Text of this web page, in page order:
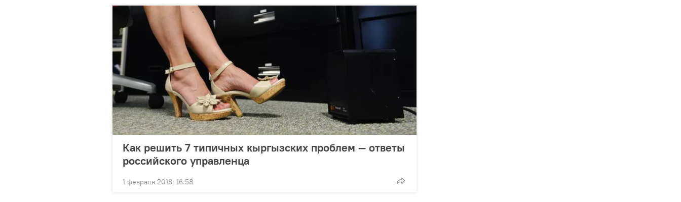
Как решить 7 типичных кыргызских проблем — ответы
российского управленца
1 февраля 2018, 16:58